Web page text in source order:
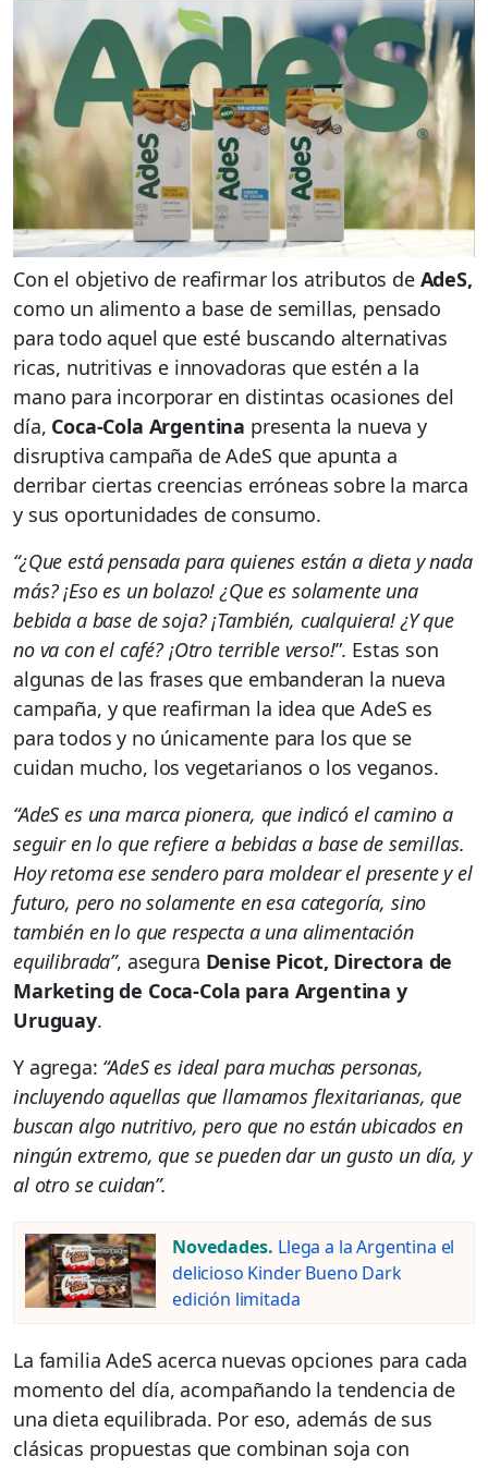
Con el objetivo de reafirmar los atributos de AdeS,
como un alimento a base de semillas, pensado
para todo aquel que esté buscando alternativas
ricas, nutritivas e innovadoras que estén a la
mano para incorporar en distintas ocasiones del
día, Coca-Cola Argentina presenta la nueva y
disruptiva campaña de AdeS que apunta a
derribar ciertas creencias erróneas sobre la marca
y sus oportunidades de consumo.
“¿Que está pensada para quienes están a dieta y nada
más? ¡Eso es un bolazo! ¿Que es solamente una
bebida a base de soja? ¡También, cualquiera! ¿Y que
no va con el café? ¡Otro terrible verso!”. Estas son
algunas de las frases que embanderan la nueva
campaña, y que reafirman la idea que AdeS es
para todos y no únicamente para los que se
cuidan mucho, los vegetarianos o los veganos.
“AdeS es una marca pionera, que indicó el camino a
seguir en lo que refiere a bebidas a base de semillas.
Hoy retoma ese sendero para moldear el presente y el
futuro, pero no solamente en esa categoría, sino
también en lo que respecta a una alimentación
equilibrada”, asegura Denise Picot, Directora de
Marketing de Coca-Cola para Argentina y
Uruguay.
Y agrega: “AdeS es ideal para muchas personas,
incluyendo aquellas que llamamos flexitarianas, que
buscan algo nutritivo, pero que no están ubicados en
ningún extremo, que se pueden dar un gusto un día, y
al otro se cuidan”.
Novedades. Llega a la Argentina el
delicioso Kinder Bueno Dark
edición limitada
La familia AdeS acerca nuevas opciones para cada
momento del día, acompañando la tendencia de
una dieta equilibrada. Por eso, además de sus
clásicas propuestas que combinan soja con